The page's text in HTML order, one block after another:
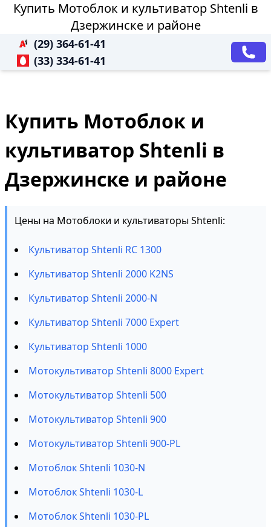
Купить Мотоблок и культиватор Shtenli в
Дзержинске и районе
(29) 364-61-41
(33) 334-61-41
Купить Мотоблок и
культиватор Shtenli в
Дзержинске и районе
Цены на Мотоблоки и культиваторы Shtenli:
Культиватор Shtenli RC 1300
Культиватор Shtenli 2000 K2NS
Культиватор Shtenli 2000-N
Культиватор Shtenli 7000 Expert
Культиватор Shtenli 1000
Мотокультиватор Shtenli 8000 Expert
Мотокультиватор Shtenli 500
Мотокультиватор Shtenli 900
Мотокультиватор Shtenli 900-PL
Мотоблок Shtenli 1030-N
Мотоблок Shtenli 1030-L
Мотоблок Shtenli 1030-PL